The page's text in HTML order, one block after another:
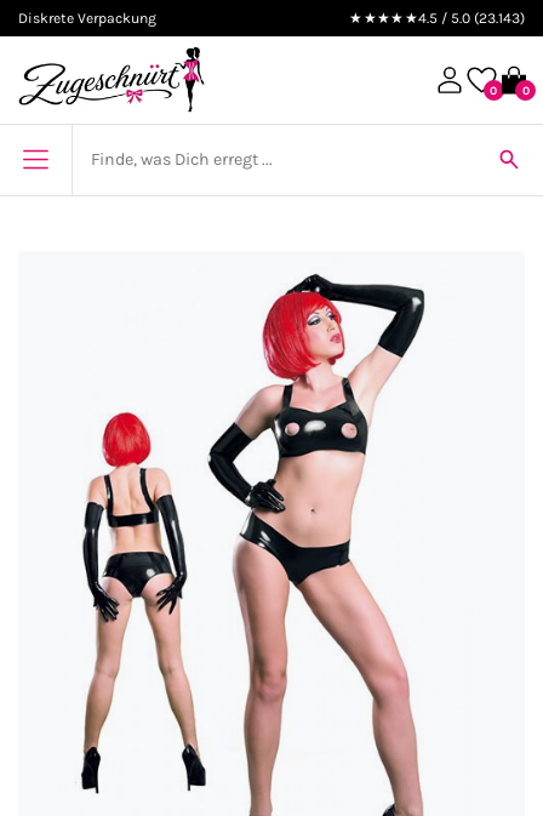
Diskrete Verpackung ★★★★★4.5 / 5.0 (23.143)
0 0